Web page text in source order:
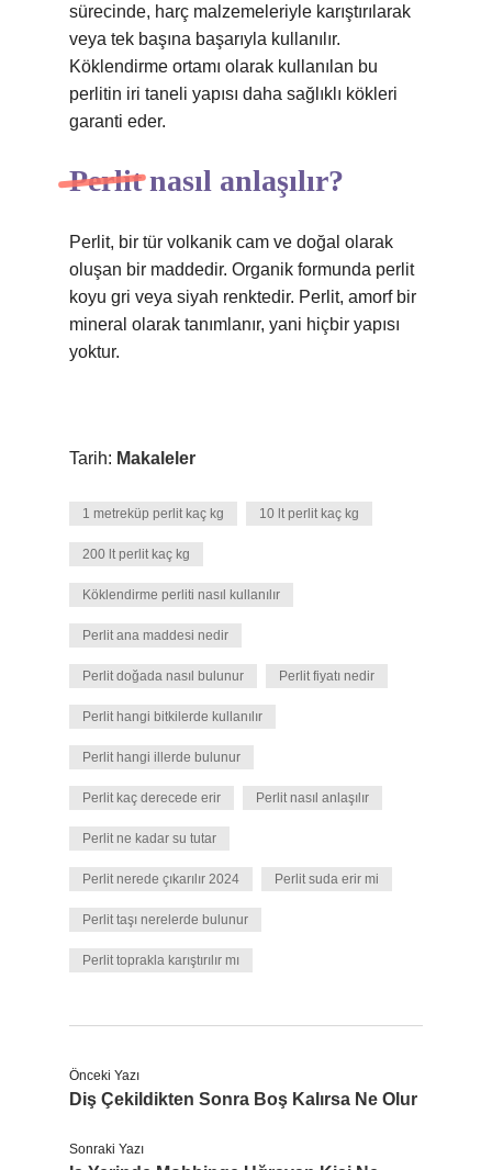
sürecinde, harç malzemeleriyle karıştırılarak
veya tek başına başarıyla kullanılır.
Köklendirme ortamı olarak kullanılan bu
perlitin iri taneli yapısı daha sağlıklı kökleri
garanti eder.
Perlit nasıl anlaşılır?
Perlit, bir tür volkanik cam ve doğal olarak
oluşan bir maddedir. Organik formunda perlit
koyu gri veya siyah renktedir. Perlit, amorf bir
mineral olarak tanımlanır, yani hiçbir yapısı
yoktur.
Tarih: Makaleler
1 metreküp perlit kaç kg 10 lt perlit kaç kg
200 lt perlit kaç kg
Köklendirme perliti nasıl kullanılır
Perlit ana maddesi nedir
Perlit doğada nasıl bulunur Perlit fiyatı nedir
Perlit hangi bitkilerde kullanılır
Perlit hangi illerde bulunur
Perlit kaç derecede erir Perlit nasıl anlaşılır
Perlit ne kadar su tutar
Perlit nerede çıkarılır 2024 Perlit suda erir mi
Perlit taşı nerelerde bulunur
Perlit toprakla karıştırılır mı
Önceki Yazı
Diş Çekildikten Sonra Boş Kalırsa Ne Olur
Sonraki Yazı